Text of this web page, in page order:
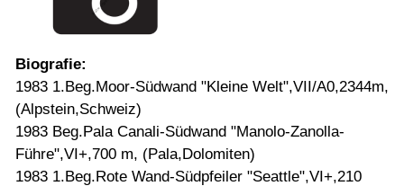
Biografie:
1983 1.Beg.Moor-Südwand "Kleine Welt",VII/A0,2344m,
(Alpstein,Schweiz)
1983 Beg.Pala Canali-Südwand "Manolo-Zanolla-
Führe",VI+,700 m, (Pala,Dolomiten)
1983 1.Beg.Rote Wand-Südpfeiler "Seattle",VI+,210